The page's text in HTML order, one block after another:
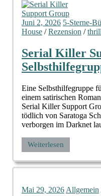
Juni 2, 2026 5-Sterne-
House /Rezension /
Serial Killer
Eine Selbsthilfegruppe
einem satirischen
Serial Killer Support
tödlich von Saratoga
verborgen im Darknet
Weiterlesen
Mai 29, 2026 Allgemein